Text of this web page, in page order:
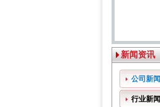
新闻资讯
公司新闻
行业新闻